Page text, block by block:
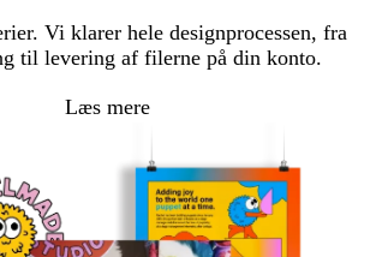
Vi klarer hele designprocessen, fra
til levering af filerne på din konto.
Læs mere